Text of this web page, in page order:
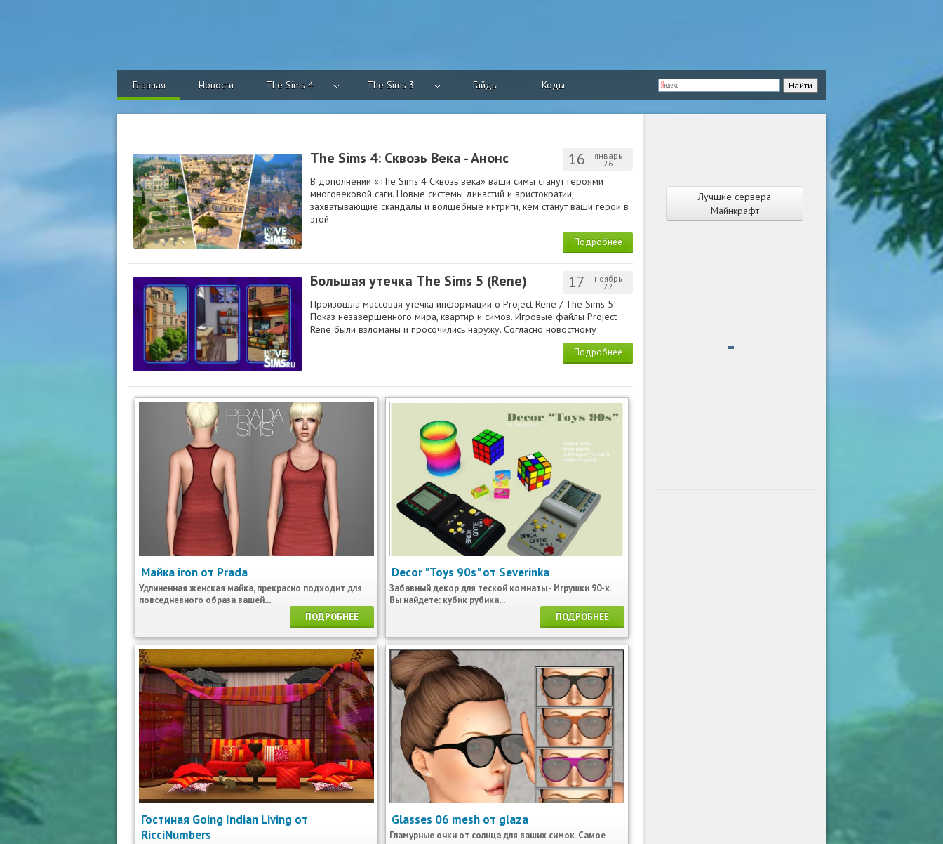
Главная Новости The Sims 4 The Sims 3 Гайды Коды
Лучшие сервера
Майнкрафт
16 январь
26
The Sims 4: Сквозь Века - Анонс
В дополнении «The Sims 4 Сквозь века» ваши симы станут героями
многовековой саги. Новые системы династий и аристократии,
захватывающие скандалы и волшебные интриги, кем станут ваши герои в
этой
Подробнее
17 ноябрь
22
Большая утечка The Sims 5 (Rene)
Произошла массовая утечка информации о Project Rene / The Sims 5!
Показ незавершенного мира, квартир и симов. Игровые файлы Project
Rene были взломаны и просочились наружу. Согласно новостному
Подробнее
Майка iron от Prada
Удлиненная женская майка, прекрасно подходит для
повседневного образа вашей...
ПОДРОБНЕЕ
Decor "Toys 90s" от Severinka
Забавный декор для теской комнаты - Игрушки 90-х.
Вы найдете: кубик рубика...
ПОДРОБНЕЕ
Гостиная Going Indian Living от
RicciNumbers
Glasses 06 mesh от glaza
Гламурные очки от солнца для ваших симок. Самое